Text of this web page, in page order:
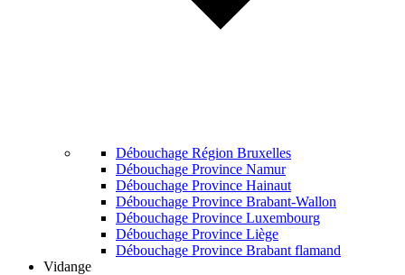
Débouchage Région Bruxelles
Débouchage Province Namur
Débouchage Province Hainaut
Débouchage Province Brabant-Wallon
Débouchage Province Luxembourg
Débouchage Province Liège
Débouchage Province Brabant flamand
Vidange